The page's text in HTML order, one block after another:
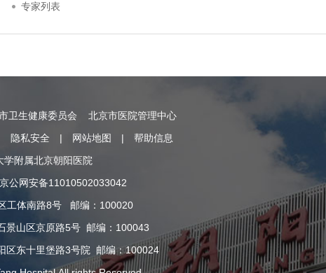
专家列表
卫生健康委员会
北京市医院管理中心
隐私安全 | 网站地图 |
帮助信息
学附属北京朝阳医院
京公网安备11010502033042
工体南路8号 邮编：100020
景山区京原路5号 邮编：100043
区东十里堡路3号院 邮编：100024